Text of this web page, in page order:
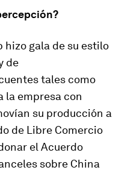
hizo gala de su estilo
de
tales como
la empresa con
su producción a
de Libre Comercio
el Acuerdo
sobre China